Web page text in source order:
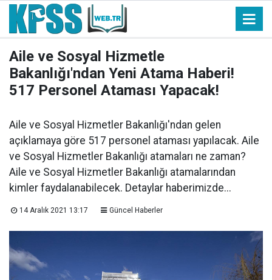
Aile ve Sosyal Hizmetle
Bakanlığı'ndan Yeni Atama Haberi!
517 Personel Ataması Yapacak!
Aile ve Sosyal Hizmetler Bakanlığı'ndan gelen
açıklamaya göre 517 personel ataması yapılacak. Aile
ve Sosyal Hizmetler Bakanlığı atamaları ne zaman?
Aile ve Sosyal Hizmetler Bakanlığı atamalarından
kimler faydalanabilecek. Detaylar haberimizde...
14 Aralık 2021 13:17 Güncel Haberler